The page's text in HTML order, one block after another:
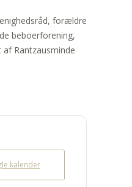
forældre
beboerforening,
Rantzausminde
kalender